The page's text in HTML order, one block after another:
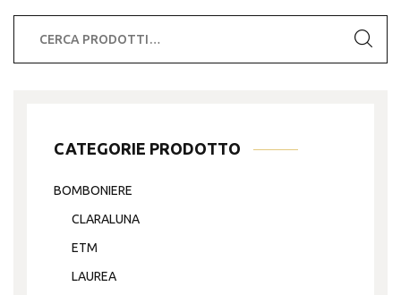
CATEGORIE PRODOTTO
BOMBONIERE
CLARALUNA
ETM
LAUREA